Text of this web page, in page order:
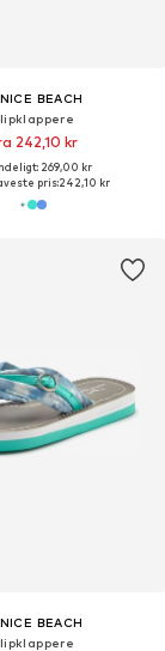
BEACH
242,10 kr
269,00 kr
pris:242,10 kr
BEACH